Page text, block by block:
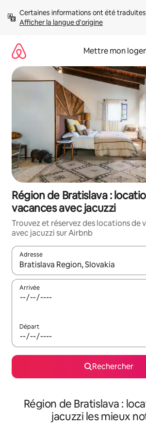
directement
Afficher la langue d'origine
Mettre mon
Région de Bratislava :
vacances avec jacuzzi
Trouvez et réservez des locations de
avec jacuzzi sur Airbnb
Adresse
Lorsque les résultats s'affichent,
Arrivée
Départ
Rechercher
Région de Bratislava :
jacuzzi les mieux